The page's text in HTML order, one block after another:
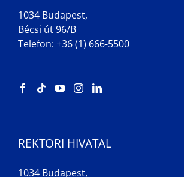
1034 Budapest,
Bécsi út 96/B
Telefon: +36 (1) 666-5500
REKTORI HIVATAL
1034 Budapest,